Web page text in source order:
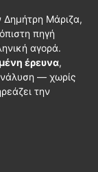
Δημήτρη Μάριζα,
πηγή
αγορά.
έρευνα,
— χωρίς
την